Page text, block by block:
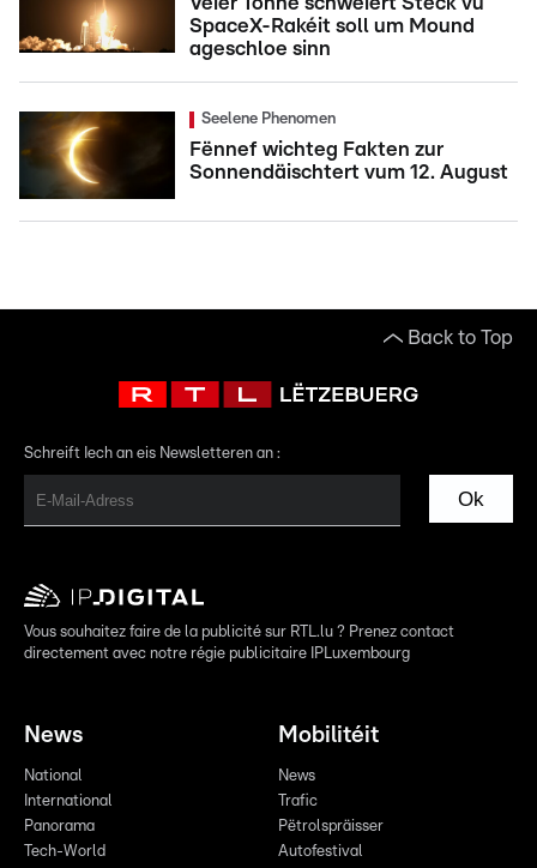
SpaceX-Rakéit soll um Mound
ageschloe sinn
Seelene Phenomen
Fënnef wichteg Fakten zur
Sonnendäischtert vum 12. August
Back to Top
Schreift Iech an eis Newsletteren an :
Ok
Vous souhaitez faire de la publicité sur RTL.lu ? Prenez contact
directement avec notre régie publicitaire IPLuxembourg
News
National
International
Panorama
Tech-World
Mobilitéit
News
Trafic
Pëtrolspräisser
Autofestival